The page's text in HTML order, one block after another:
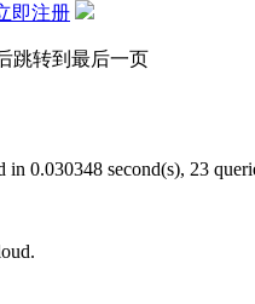
即注册
跳转到最后一页
in 0.030348 second(s), 23